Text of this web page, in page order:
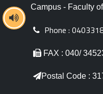
Campus - Faculty
Phone :
FAX : 040/
Postal Code :